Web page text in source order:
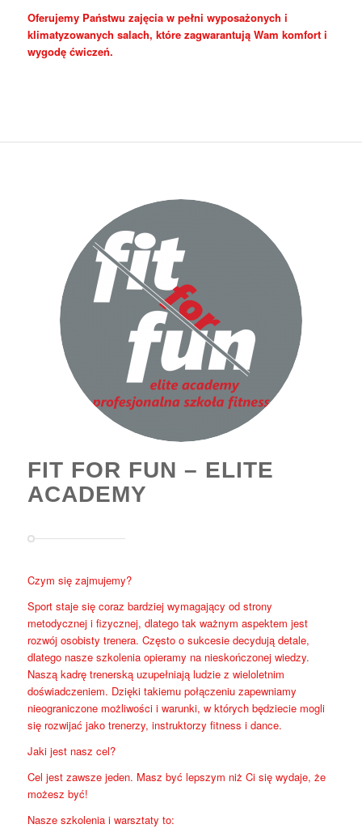
Oferujemy Państwu zajęcia w pełni wyposażonych i
klimatyzowanych salach, które zagwarantują Wam komfort i
wygodę ćwiczeń.
FIT FOR FUN – ELITE
ACADEMY
Czym się zajmujemy?
Sport staje się coraz bardziej wymagający od strony
metodycznej i fizycznej, dlatego tak ważnym aspektem jest
rozwój osobisty trenera. Często o sukcesie decydują detale,
dlatego nasze szkolenia opieramy na nieskończonej wiedzy.
Naszą kadrę trenerską uzupełniają ludzie z wieloletnim
doświadczeniem. Dzięki takiemu połączeniu zapewniamy
nieograniczone możliwości i warunki, w których będziecie mogli
się rozwijać jako trenerzy, instruktorzy fitness i dance.
Jaki jest nasz cel?
Cel jest zawsze jeden. Masz być lepszym niż Ci się wydaje, że
możesz być!
Nasze szkolenia i warsztaty to: